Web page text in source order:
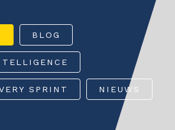
Business
Software-as-a-
Service
Data Discovery
Dataplatform
Heptagon
BLOG
SPRINT NIEUWS